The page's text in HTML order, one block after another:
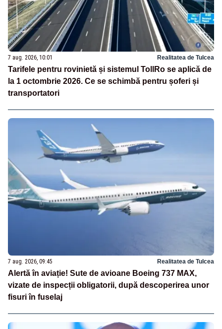
7 aug. 2026, 10:01 Realitatea de Tulcea
Tarifele pentru rovinietă și sistemul TollRo se aplică de
la 1 octombrie 2026. Ce se schimbă pentru șoferi și
transportatori
7 aug. 2026, 09:45 Realitatea de Tulcea
Alertă în aviație! Sute de avioane Boeing 737 MAX,
vizate de inspecții obligatorii, după descoperirea unor
fisuri în fuselaj